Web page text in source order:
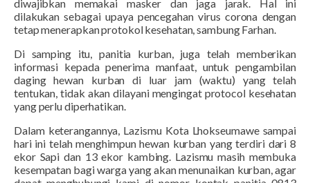
diwajibkan memakai masker dan jaga jarak. Hal ini
dilakukan sebagai upaya pencegahan virus corona dengan
tetap menerapkan protokol kesehatan, sambung Farhan.
Di samping itu, panitia kurban, juga telah memberikan
informasi kepada penerima manfaat, untuk pengambilan
daging hewan kurban di luar jam (waktu) yang telah
tentukan, tidak akan dilayani mengingat protocol kesehatan
yang perlu diperhatikan.
Dalam keterangannya, Lazismu Kota Lhokseumawe sampai
hari ini telah menghimpun hewan kurban yang terdiri dari 8
ekor Sapi dan 13 ekor kambing. Lazismu masih membuka
kesempatan bagi warga yang akan menunaikan kurban, agar